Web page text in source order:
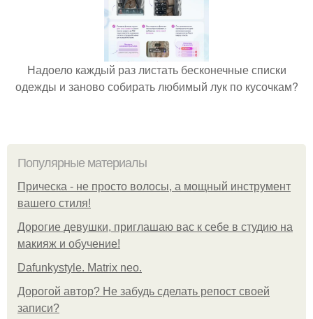
Надоело каждый раз листать бесконечные списки
одежды и заново собирать любимый лук по кусочкам?
Популярные материалы
Прическа - не просто волосы, а мощный инструмент
вашего стиля!
Дорогие девушки, приглашаю вас к себе в студию на
макияж и обучение!
Dafunkystyle. Matrix neo.
Дорогой автор? Не забудь сделать репост своей
записи?